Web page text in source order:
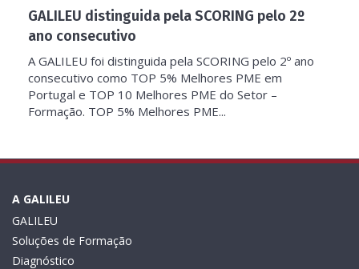
GALILEU distinguida pela SCORING pelo 2º
ano consecutivo
A GALILEU foi distinguida pela SCORING pelo 2º ano
consecutivo como TOP 5% Melhores PME em
Portugal e TOP 10 Melhores PME do Setor –
Formação. TOP 5% Melhores PME...
A GALILEU
GALILEU
Soluções de Formação
Diagnóstico